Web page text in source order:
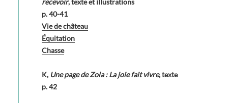
recevoir, texte et illustrations
p. 40-41
Vie de château
Équitation
Chasse
K, Une page de Zola : La joie fait vivre, texte
p. 42